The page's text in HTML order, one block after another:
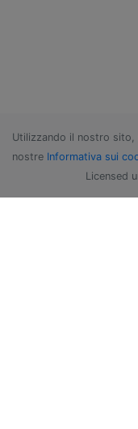
Utilizzando il nostro
nostre Informativa sui
Licensed